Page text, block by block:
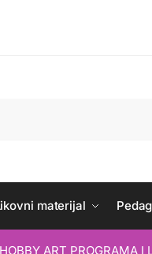
materijal
ART PROGRAMA I